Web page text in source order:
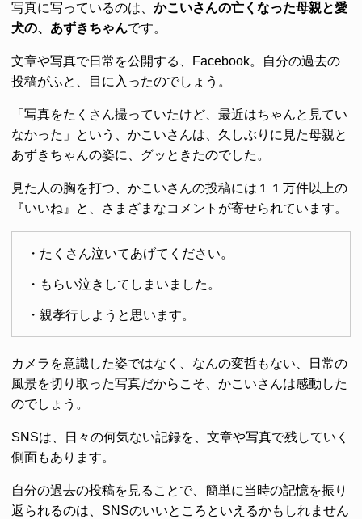
写真に写っているのは、 かこいさんの亡くなった母親と愛
犬の、あずきちゃんです。
文章や写真で日常を公開する、Facebook。自分の過去の
投稿がふと、目に入ったのでしょう。
「写真をたくさん撮っていたけど、最近はちゃんと見てい
なかった」という、かこいさんは、久しぶりに見た母親と
あずきちゃんの姿に、グッときたのでした。
見た人の胸を打つ、かこいさんの投稿には１１万件以上の
『いいね』と、さまざまなコメントが寄せられています。
・たくさん泣いてあげてください。
・もらい泣きしてしまいました。
・親孝行しようと思います。
カメラを意識した姿ではなく、なんの変哲もない、日常の
風景を切り取った写真だからこそ、かこいさんは感動した
のでしょう。
SNSは、日々の何気ない記録を、文章や写真で残していく
側面もあります。
自分の過去の投稿を見ることで、簡単に当時の記憶を振り
返られるのは、SNSのいいところといえるかもしれません